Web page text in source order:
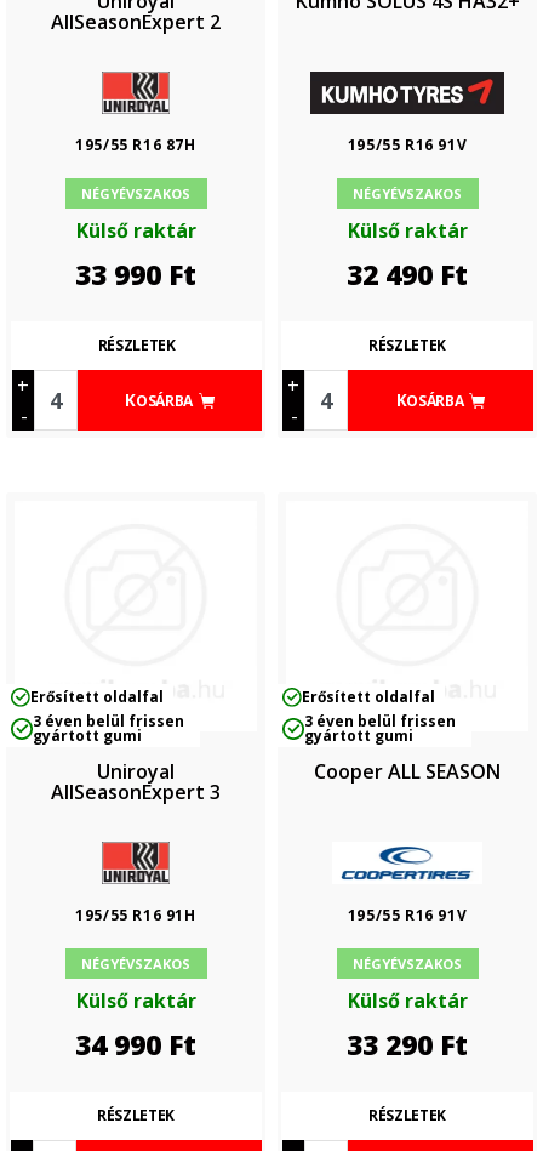
AllSeasonExpert 2
195/55 R16 87H
NÉGYÉVSZAKOS
Külső raktár
33 990 Ft
+
-
KOSÁRBA
RÉSZLETEK
195/55 R16 91V
NÉGYÉVSZAKOS
Külső raktár
32 490 Ft
+
-
KOSÁRBA
RÉSZLETEK
Erősített oldalfal
3 éven belül frissen
gyártott gumi
Uniroyal
AllSeasonExpert 3
195/55 R16 91H
NÉGYÉVSZAKOS
Külső raktár
34 990 Ft
RÉSZLETEK
Erősített oldalfal
3 éven belül frissen
gyártott gumi
Cooper ALL SEASON
195/55 R16 91V
NÉGYÉVSZAKOS
Külső raktár
33 290 Ft
RÉSZLETEK